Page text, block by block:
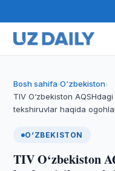
Bosh sahifa›O‘zbekiston›
TIV O‘zbekiston
tekshiruvlar haqida
O‘ZBEKISTON
TIV O‘zbekiston